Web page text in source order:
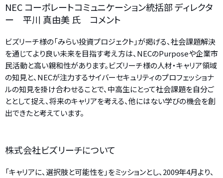
NEC コーポレートコミュニケーション統括部 ディレクタ
ー 平川 真由美 氏 コメント
ビズリーチ様の「みらい投資プロジェクト」が掲げる、社会課題解決
を通じてより良い未来を目指す考え方は、NECのPurposeや企業市
民活動と高い親和性があります。ビズリーチ様の人材・キャリア領域
の知見と、NECが注力するサイバーセキュリティのプロフェッショナ
ルの知見を掛け合わせることで、中高生にとって社会課題を自分ご
ととして捉え、将来のキャリアを考える、他にはない学びの機会を創
出できたと考えています。
株式会社ビズリーチについて
「キャリアに、選択肢と可能性を」をミッションとし、2009年4月より、